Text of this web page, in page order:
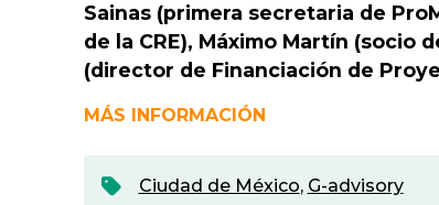
Sainas (primera secretaria de
de la CRE), Máximo Martín (socio
(director de Financiación de
MÁS INFORMACIÓN
Ciudad de México, G-advisory